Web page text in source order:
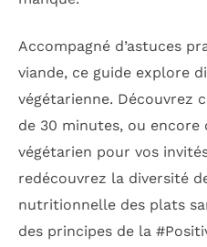
Accompagné d’astuces
viande, ce guide explore
végétarienne. Découvrez
de 30 minutes, ou
végétarien pour vos
redécouvrez la diversité
nutritionnelle des plats
des principes de la